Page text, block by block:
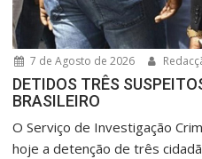
7 de Agosto de 2026
DETIDOS TRÊS
BRASILEIRO
O Serviço de Investigação
hoje a detenção de três